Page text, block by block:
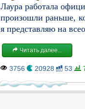
Лаура работала
произошли раньше,
я представляю на
Читать далее...
3756 20928 53